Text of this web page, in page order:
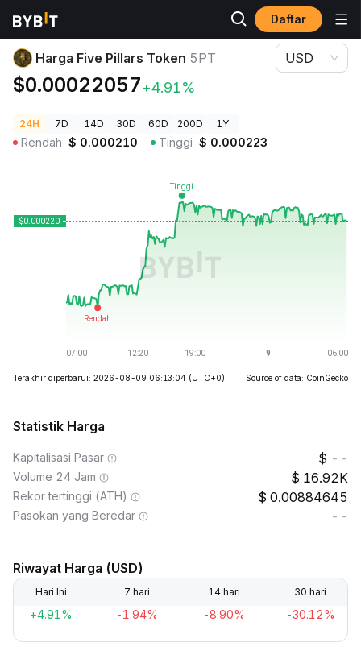
Daftar
Harga Kripto
Harga Five Pillars Token 5PT
$0.00022057+4.91%
USD
24H 7D 14D 30D 60D 200D 1Y
Rendah $ 0.000210 Tinggi $ 0.000223
Terakhir diperbarui: 2026-08-09 06:13:04 (UTC+0) Source of data: CoinGecko
Statistik Harga
Kapitalisasi Pasar --
Volume 24 Jam 16.92K
Rekor tertinggi (ATH) 0.00884645
Pasokan yang Beredar --
Riwayat Harga (USD)
Hari Ini 7 hari 14 hari 30 hari
+4.91% -1.94% -8.90% -30.12%